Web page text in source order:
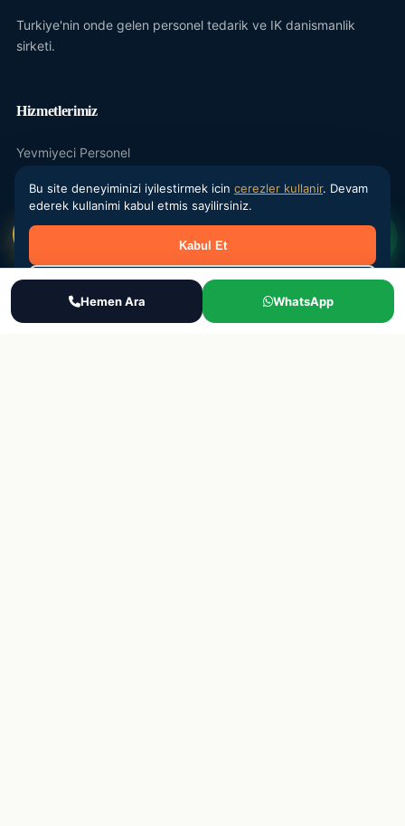
Turkiye'nin onde gelen personel tedarik ve IK danismanlik
sirketi.
Hizmetlerimiz
Yevmiyeci Personel
Maasli Personel
Donemsel Is Gucu
IK Danismanlik
Ara Teklif Al
Bu site deneyiminizi iyilestirmek icin cerezler kullanir. Devam
ederek kullanimi kabul etmis sayilirsiniz.
Kabul Et
Reddet
Hemen Ara WhatsApp